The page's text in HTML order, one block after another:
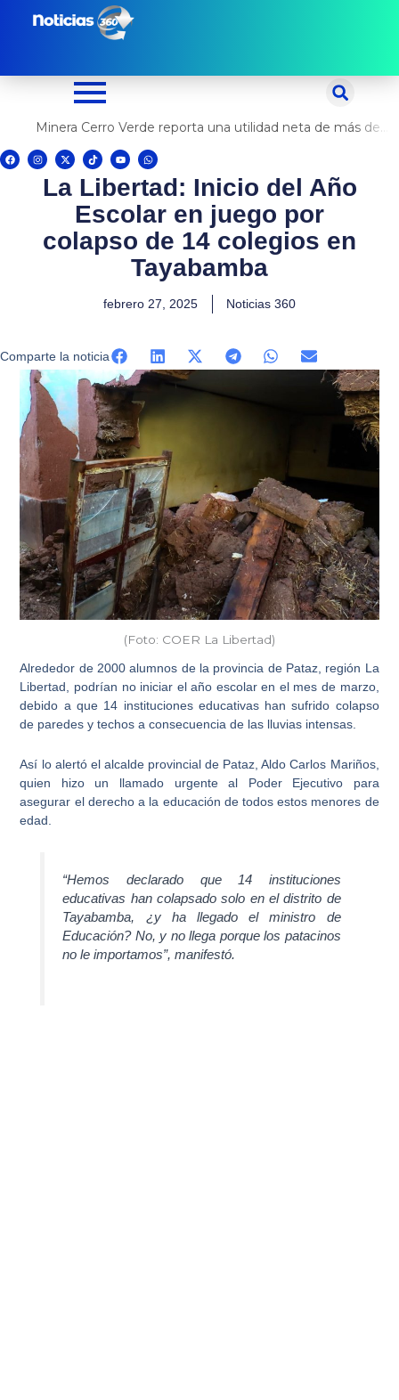
Minera Cerro Verde reporta una utilidad neta de más de US$ 500 millones
F
a
c
I
n
s
X
-
t
w
i
T
i
k
o
Y
o
u
t
u
e
W
h
a
t
s
p
p
La Libertad: Inicio del Año
Escolar en juego por
colapso de 14 colegios en
Tayabamba
febrero 27, 2025 Noticias 360
Comparte la noticia
(Foto: COER La Libertad)
Alrededor de 2000 alumnos de la provincia de Pataz, región La
Libertad , podrían no iniciar el año escolar en el mes de marzo,
debido a que 14 instituciones educativas han sufrido colapso
de paredes y techos a consecuencia de las lluvias intensas.
Así lo alertó el alcalde provincial de Pataz, Aldo Carlos Mariños,
quien hizo un llamado urgente al Poder Ejecutivo para
asegurar el derecho a la educación de todos estos menores de
edad.
“Hemos declarado que 14 instituciones
educativas han colapsado solo en el distrito de
Tayabamba, ¿y ha llegado el ministro de
Educación? No, y no llega porque los patacinos
no le importamos”, manifestó.